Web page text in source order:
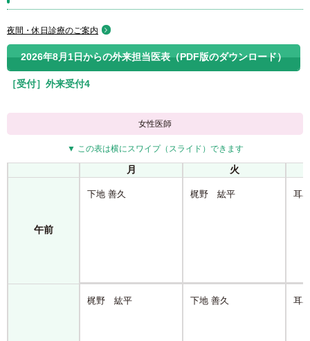
夜間・休日診療のご案内
2026年8月1日からの外来担当医表（PDF版のダウンロード）
［受付］外来受付4
女性医師
▼ この表は横にスワイプ（スライド）できます
月 火
午前
下地 善久 梶野 紘平 耳
梶野 紘平 下地 善久 耳